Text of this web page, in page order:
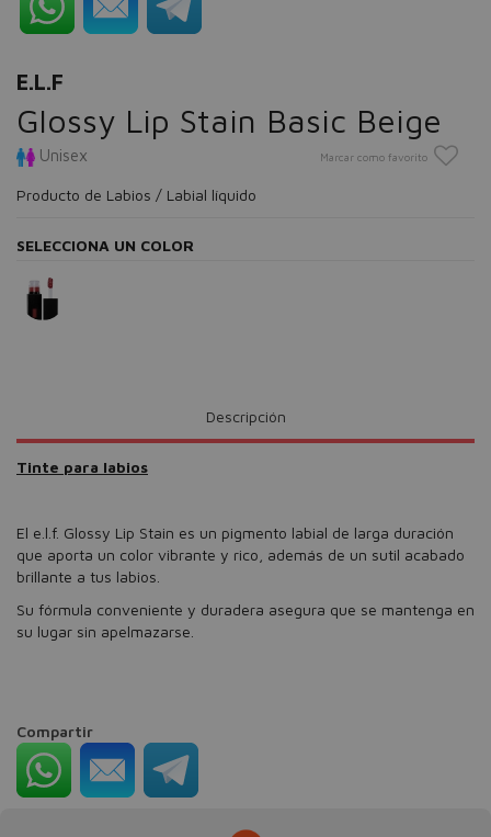
E.L.F
Glossy Lip Stain Basic Beige
Unisex Marcar como favorito
Producto de Labios / Labial líquido
SELECCIONA UN COLOR
Descripción
Tinte para labios
El e.l.f. Glossy Lip Stain es un pigmento labial de larga duración
que aporta un color vibrante y rico, además de un sutil acabado
brillante a tus labios.
Su fórmula conveniente y duradera asegura que se mantenga en
su lugar sin apelmazarse.
Compartir